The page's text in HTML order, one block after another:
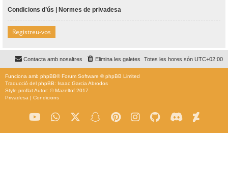
Condicions d’ús
Normes de privadesa
Registreu-vos
Totes les hores són UTC+02:00
Elimina les galetes
Contacta amb nosaltres
Funciona amb phpBB® Forum Software © phpBB Limited
Traducció del phpBB: Isaac Garcia Abrodos
Style proflatAutor: © Mazeltof 2017
Privadesa
Condicions